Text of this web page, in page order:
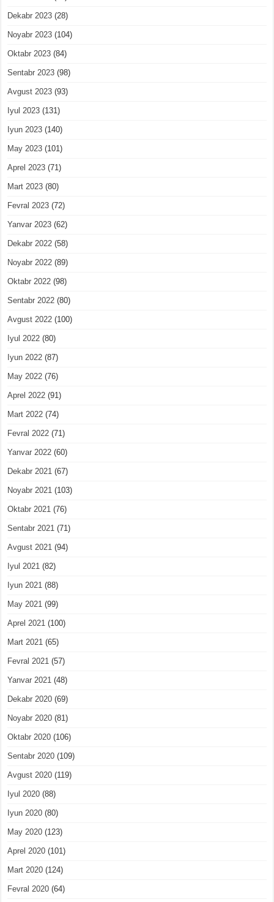
Dekabr 2023 (28)
Noyabr 2023 (104)
Oktabr 2023 (84)
Sentabr 2023 (98)
Avgust 2023 (93)
Iyul 2023 (131)
Iyun 2023 (140)
May 2023 (101)
Aprel 2023 (71)
Mart 2023 (80)
Fevral 2023 (72)
Yanvar 2023 (62)
Dekabr 2022 (58)
Noyabr 2022 (89)
Oktabr 2022 (98)
Sentabr 2022 (80)
Avgust 2022 (100)
Iyul 2022 (80)
Iyun 2022 (87)
May 2022 (76)
Aprel 2022 (91)
Mart 2022 (74)
Fevral 2022 (71)
Yanvar 2022 (60)
Dekabr 2021 (67)
Noyabr 2021 (103)
Oktabr 2021 (76)
Sentabr 2021 (71)
Avgust 2021 (94)
Iyul 2021 (82)
Iyun 2021 (88)
May 2021 (99)
Aprel 2021 (100)
Mart 2021 (65)
Fevral 2021 (57)
Yanvar 2021 (48)
Dekabr 2020 (69)
Noyabr 2020 (81)
Oktabr 2020 (106)
Sentabr 2020 (109)
Avgust 2020 (119)
Iyul 2020 (88)
Iyun 2020 (80)
May 2020 (123)
Aprel 2020 (101)
Mart 2020 (124)
Fevral 2020 (64)